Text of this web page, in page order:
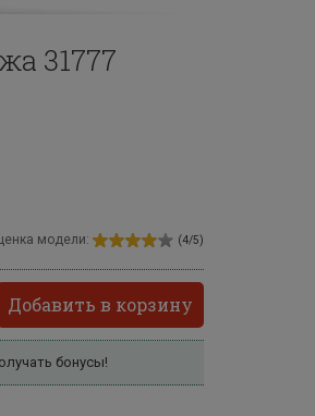
31777
модели: (4/5)
Добавить в корзину
бонусы!